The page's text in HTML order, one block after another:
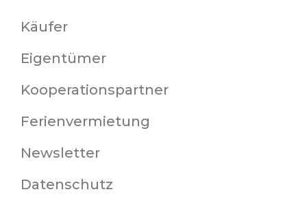
Käufer
Eigentümer
Kooperationspartner
Ferienvermietung
Newsletter
Datenschutz